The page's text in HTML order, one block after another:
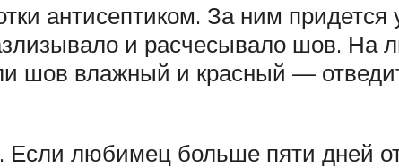
антисептиком. За ним придется
и расчесывало шов. На
шов влажный и красный —
Если любимец больше пяти дней